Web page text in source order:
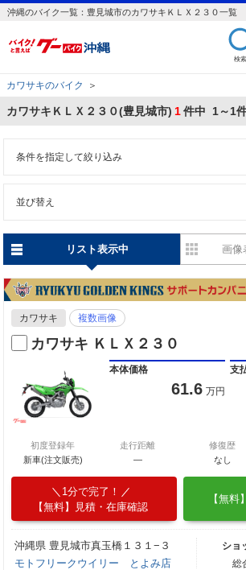
沖縄のバイク一覧：豊見城市のカワサキＫＬＸ２３０一覧
検索
カワサキのバイク ＞
カワサキＫＬＸ２３０(豊見城市) 1件中 1～1
条件を指定して絞り込み
並び替え
リスト表示中 画像
カワサキ 複数画像
カワサキ ＫＬＸ２３０
本体価格
61.6 万円
支
初度登録年
新車(注文販売)
走行距離
―
修復歴
なし
1分で完了！
【無料】見積・在庫確認
【無
沖縄県 豊見城市真玉橋１３１−３
モトフリークウイリー とよみ店
ショ
総